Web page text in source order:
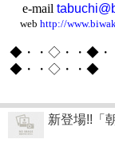
e-mail
web http://
◆・・◇・・◆・
◆・・◇・・◆
新登場!!「